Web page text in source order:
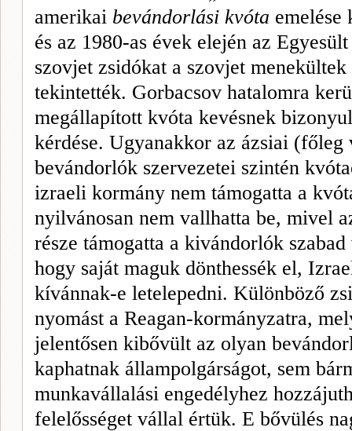
amerikai bevándorlási kvóta
és az 1980-as évek elején az
szovjet zsidókat a szovjet
tekintették. Gorbacsov ha­talomra
megállapított kvóta kevésnek
kérdé­se. Ugyanakkor az ázsiai (főleg
bevándorlók szervezetei szintén
izraeli kormány nem támogatta a
nyilvánosan nem vallhatta be, mivel
része támogatta a kivándorlók
hogy saját maguk dönthessék el,
kívánnak-e letelepedni. Különböző
nyomást a Reagan-kormányzatra,
jelentő­sen kibővült az olyan
kaphatnak állampolgárságot, sem
munkavállalási engedélyhez
felelősséget vállal értük. E bővülés